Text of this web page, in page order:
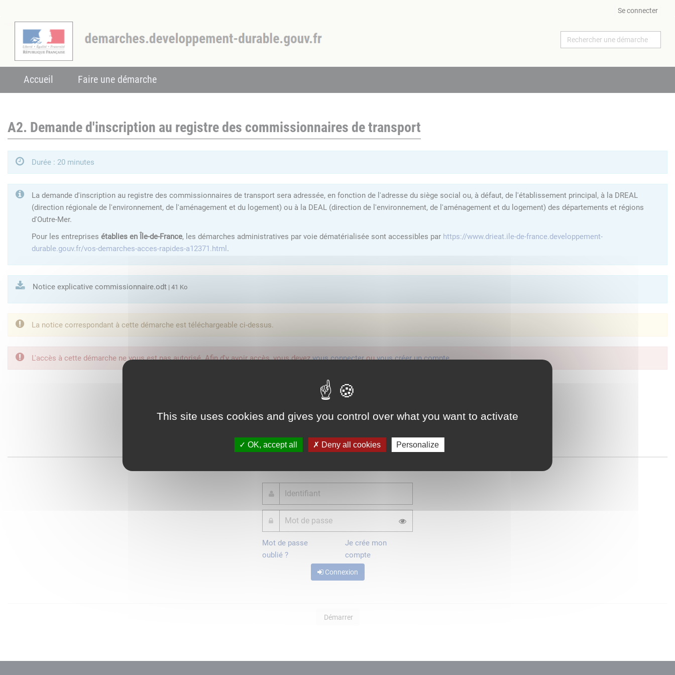
This site uses cookies and gives you control over what you want to activate
OK, accept all Deny all cookies Personalize
Se connecter
Accueil Faire une démarche
A2. Demande d'inscription au registre des commissionnaires de transport
Durée : 20 minutes
La demande d'inscription au registre des commissionnaires de transport sera adressée, en fonction de l'adresse du siège social ou, à défaut, de l'établissement principal, à la DREAL
(direction régionale de l'environnement, de l'aménagement et du logement) ou à la DEAL (direction de l'environnement, de l'aménagement et du logement) des départements et régions
d'Outre-Mer.
Pour les entreprises établies en Île-de-France, les démarches administratives par voie dématérialisée sont accessibles par https://www.drieat.ile-de-france.developpement-
durable.gouv.fr/vos-demarches-acces-rapides-a12371.html .
Notice explicative commissionnaire.odt | 41 Ko
La notice correspondant à cette démarche est téléchargeable ci-dessus.
L'accès à cette démarche ne vous est pas autorisé. Afin d'y avoir accès, vous devezvous connecterouvous créer un compte
FranceConnect est la solution proposée par l'Etat pour sécuriser et simplifier la connexion à vos services en ligne.
Qu'est-ce que FranceConnect ?
Mot de passe
oublié ?
Je crée mon
compte
Connexion
Démarrer